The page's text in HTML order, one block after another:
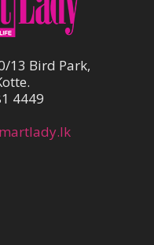
13 Bird Park,
4449